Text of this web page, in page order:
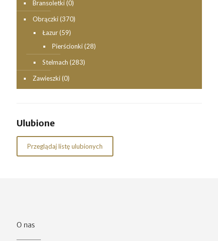
Bransoletki (0)
Obrączki (370)
Łazur (59)
Pierścionki (28)
Stelmach (283)
Zawieszki (0)
Ulubione
Przeglądaj listę ulubionych
O nas